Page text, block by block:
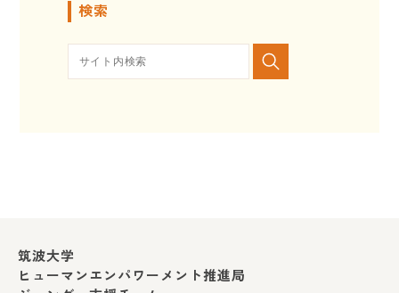
検索
筑波大学
ヒューマンエンパワーメント推進局